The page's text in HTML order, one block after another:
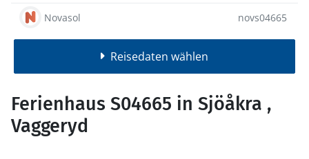
Novasol novs04665
Reisedaten wählen
Ferienhaus S04665 in Sjöåkra ,
Vaggeryd